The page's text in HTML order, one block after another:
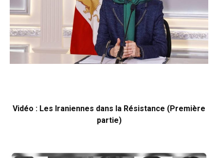
Vidéo : Les Iraniennes dans la Résistance (Première
partie)